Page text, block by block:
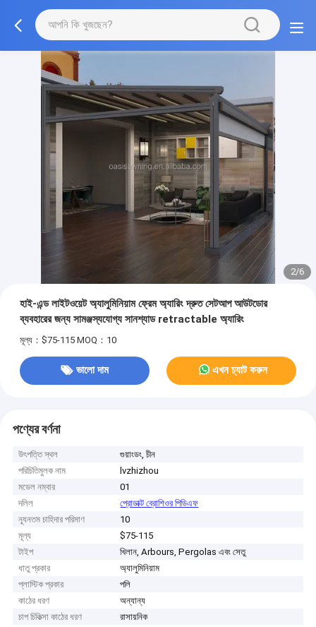
2/6
হাই-এন্ড লাইটওয়েট অ্যালুমিনিয়াম ফ্রেম অ্যারিং দ্রুত সেটআপ আউটডোর
ব্যবহারের জন্য সামঞ্জস্যযোগ্য সানশ্যাড retractable অ্যারিং
মূল্য：$75-115 MOQ：10
ভালো দাম এখন চ্যাট করুন
পণ্যের বর্ণনা
উৎপত্তি স্থল
গুয়াংডং, চীন
পরিচিতিমুলক নাম
lvzhizhou
মডেল নম্বার
01
দলিল
প্রোডাক্ট ব্রোশিওর পিডিএফ
ন্যূনতম চাহিদার পরিমাণ
10
মূল্য
$75-115
টাইপ
খিলান, Arbours, Pergolas এবং সেতু
ধাতু প্রকার
অ্যালুমিনিয়াম
প্লাস্টিক প্রকার
পলি
কাঠের ধরণ
অন্যান্য
চাপ চিকিত্সা কাঠের ধরণ
রাসায়নিক